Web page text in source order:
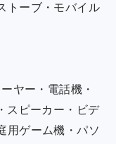
トーブ・モバイル
ヤー・電話機・
スピーカー・ビデ
ゲーム機・パソ